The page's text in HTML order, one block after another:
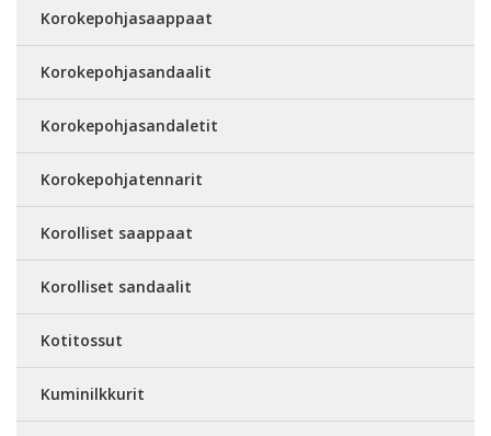
Korokepohjasaappaat
Korokepohjasandaalit
Korokepohjasandaletit
Korokepohjatennarit
Korolliset saappaat
Korolliset sandaalit
Kotitossut
Kuminilkkurit